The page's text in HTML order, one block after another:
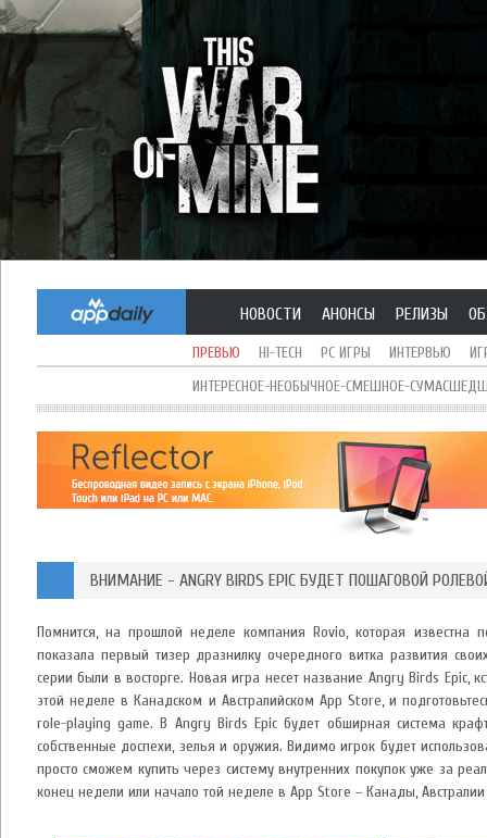
НОВОСТИ АНОНСЫ РЕЛИЗЫ
ПРЕВЬЮ HI-TECH PC ИГРЫ ИНТЕРВЬЮ
ИНТЕРЕСНОЕ-НЕОБЫЧНОЕ-СМЕШНОЕ-
ВНИМАНИЕ - ANGRY BIRDS EPIC БУДЕТ ПОШАГОВОЙ
Помнится, на прошлой неделе компания Rovio, которая известна
показала первый тизер дразнилку очередного витка развития
серии были в восторге. Новая игра несет название Angry Birds Epic,
этой неделе в Канадском и Австралийском App Store, и
role-playing game. В Angry Birds Epic будет обширная система
собственные доспехи, зелья и оружия. Видимо игрок будет
просто сможем купить через систему внутренних покупок уже за
конец недели или начало той неделе в App Store – Канады,